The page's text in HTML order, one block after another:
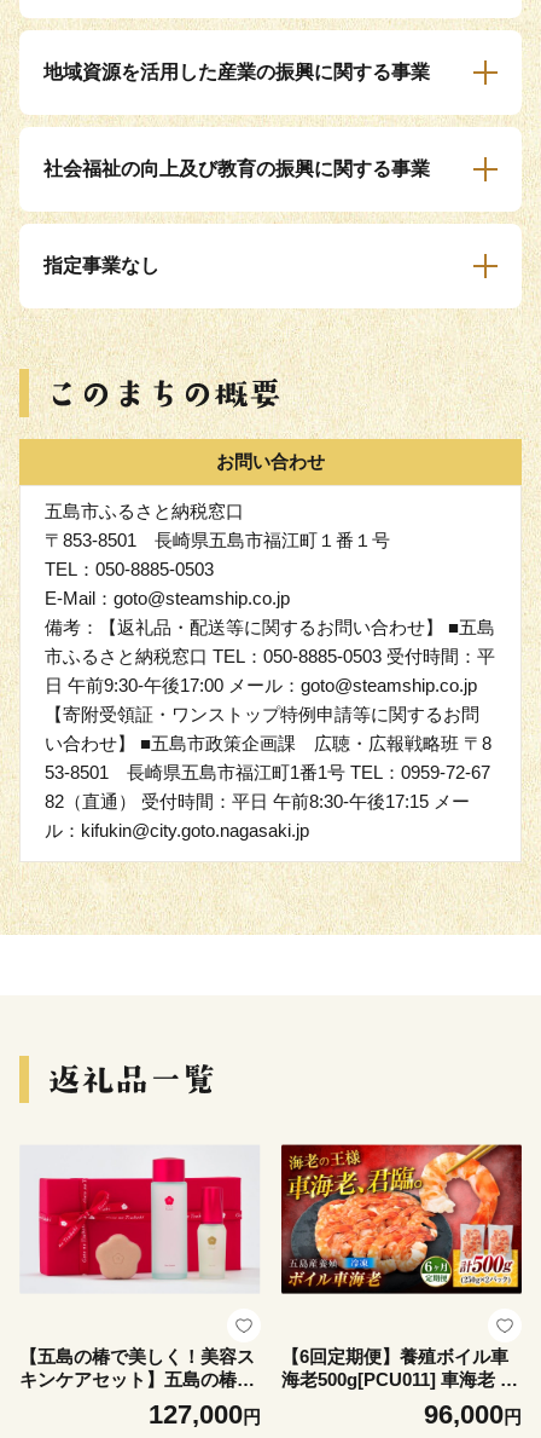
地域資源を活用した産業の振興に関する事業
社会福祉の向上及び教育の振興に関する事業
指定事業なし
お問い合わせ
五島市ふるさと納税窓口
〒853-8501 長崎県五島市福江町１番１号
TEL：050-8885-0503
E-Mail：goto@steamship.co.jp
備考：【返礼品・配送等に関するお問い合わせ】 ■五島
市ふるさと納税窓口 TEL：050-8885-0503 受付時間：平
日 午前9:30-午後17:00 メール：goto@steamship.co.jp
【寄附受領証・ワンストップ特例申請等に関するお問
い合わせ】 ■五島市政策企画課 広聴・広報戦略班 〒8
53-8501 長崎県五島市福江町1番1号 TEL：0959-72-67
82（直通） 受付時間：平日 午前8:30-午後17:15 メー
ル：kifukin@city.goto.nagasaki.jp
【五島の椿で美しく！美容ス
キンケアセット】五島の椿コ
スメW 満足3種9セット 五島
市/五島の椿 [PEG058]127,000円
【6回定期便】養殖ボイル車
海老500g[PCU011] 車海老 車
海老 クルマエビ 海老 海老 く
るまえび エビ むきえび 冷凍
96,000円